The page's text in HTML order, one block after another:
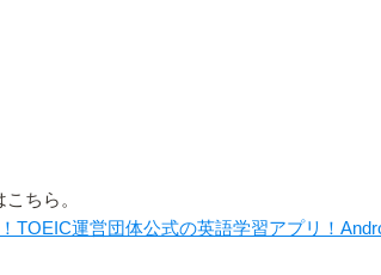
ちら。
TOEIC運営団体公式の英語学習アプリ！